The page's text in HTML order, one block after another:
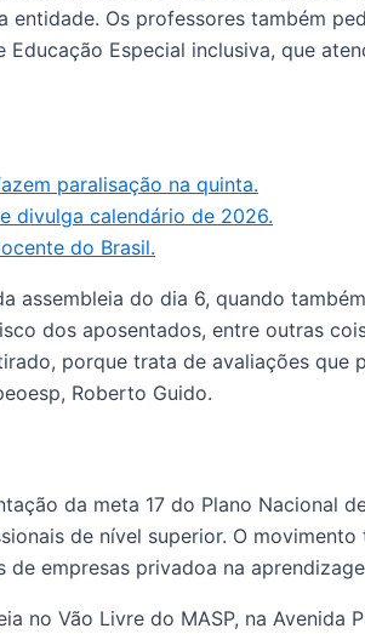
entidade. Os professores também
Especial inclusiva, que
paralisação na quinta.
divulga calendário de 2026.
do Brasil.
assembleia do dia 6, quando
dos aposentados, entre outras
porque trata de avaliações
Roberto Guido.
da meta 17 do Plano Nacional
de nível superior. O
empresas privadoa na
no Vão Livre do MASP, na Avenida